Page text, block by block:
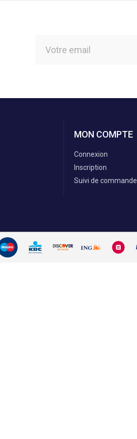
MON COMPTE
Connexion
Inscription
Suivi de commande